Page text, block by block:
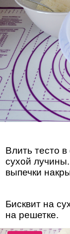
Влить тесто
сухой
выпечки
Бисквит на
на решетке.